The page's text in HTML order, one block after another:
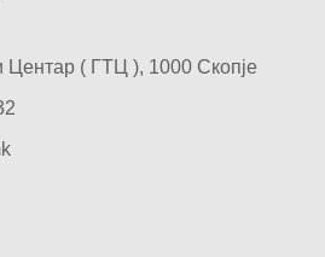
Центар ( ГТЦ ), 1000 Скопје